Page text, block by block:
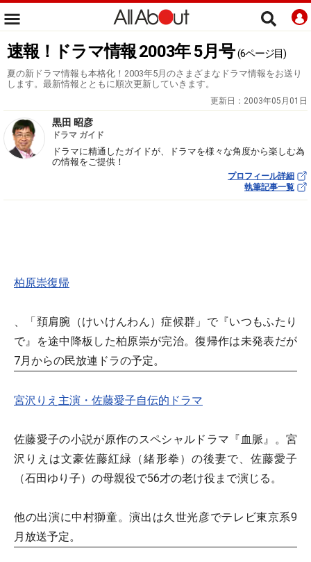
速報！ドラマ情報 2003年 5月号 (6ページ目)
夏の新ドラマ情報も本格化！2003年5月のさまざまなドラマ情報をお送り
します。最新情報とともに順次更新していきます。
更新日： 2003年05月01日
黒田 昭彦
ドラマ ガイド
ドラマに精通したガイドが、ドラマを様々な角度から楽しむ為
の情報をご提供！
プロフィール詳細
執筆記事一覧
柏原崇復帰
、「頚肩腕（けいけんわん）症候群」で『いつもふたり
で』を途中降板した柏原崇が完治。復帰作は未発表だが
7月からの民放連ドラの予定。
宮沢りえ主演・佐藤愛子自伝的ドラマ
佐藤愛子の小説が原作のスペシャルドラマ『血脈』。宮
沢りえは文豪佐藤紅緑（緒形拳）の後妻で、佐藤愛子
（石田ゆり子）の母親役で56才の老け役まで演じる。
他の出演に中村獅童。演出は久世光彦でテレビ東京系9
月放送予定。